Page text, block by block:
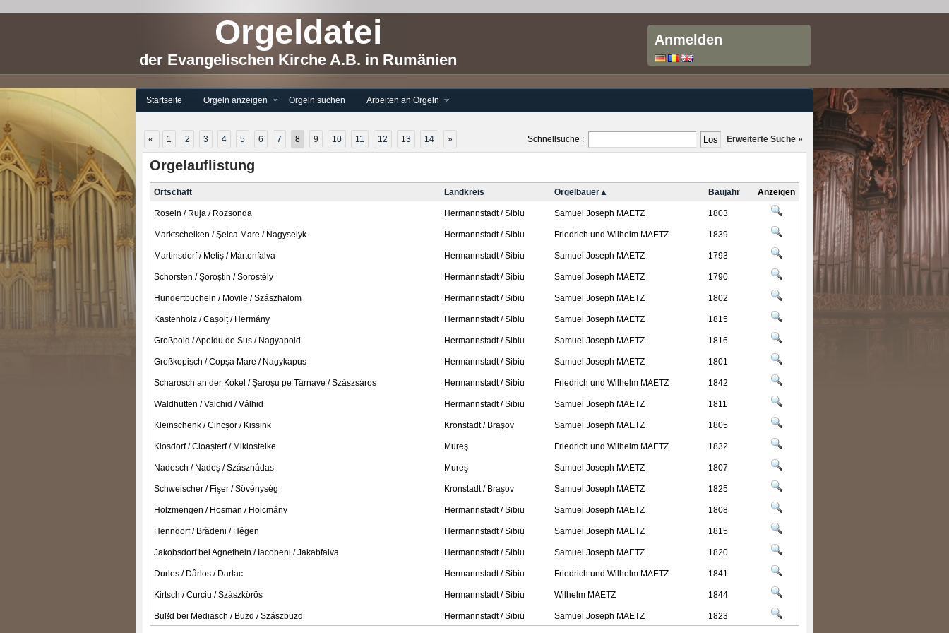
Anmelden
Orgeldatei
der Evangelischen Kirche A.B. in Rumänien
Startseite Orgeln anzeigen Orgeln suchen Arbeiten an Orgeln
Erweiterte Suche »
Schnellsuche :
« 1 2 3 4 5 6 7 8 9 10 11 12 13 14 »
Orgelauflistung
Ortschaft Landkreis Orgelbauer▲ Baujahr Anzeigen
Roseln / Ruja / Rozsonda Hermannstadt / Sibiu Samuel Joseph MAETZ 1803
Marktschelken / Şeica Mare / Nagyselyk Hermannstadt / Sibiu Friedrich und Wilhelm MAETZ 1839
Martinsdorf / Metiș / Mártonfalva Hermannstadt / Sibiu Samuel Joseph MAETZ 1793
Schorsten / Șoroștin / Sorostély Hermannstadt / Sibiu Samuel Joseph MAETZ 1790
Hundertbücheln / Movile / Szászhalom Hermannstadt / Sibiu Samuel Joseph MAETZ 1802
Kastenholz / Cașolț / Hermány Hermannstadt / Sibiu Samuel Joseph MAETZ 1815
Großpold / Apoldu de Sus / Nagyapold Hermannstadt / Sibiu Samuel Joseph MAETZ 1816
Großkopisch / Copșa Mare / Nagykapus Hermannstadt / Sibiu Samuel Joseph MAETZ 1801
Scharosch an der Kokel / Șaroșu pe Târnave / Szászsáros Hermannstadt / Sibiu Friedrich und Wilhelm MAETZ 1842
Waldhütten / Valchid / Válhid Hermannstadt / Sibiu Samuel Joseph MAETZ 1811
Kleinschenk / Cincșor / Kissink Kronstadt / Braşov Samuel Joseph MAETZ 1805
Klosdorf / Cloașterf / Miklostelke Mureş Friedrich und Wilhelm MAETZ 1832
Nadesch / Nadeș / Szásznádas Mureş Samuel Joseph MAETZ 1807
Schweischer / Fişer / Sövénység Kronstadt / Braşov Samuel Joseph MAETZ 1825
Holzmengen / Hosman / Holcmány Hermannstadt / Sibiu Samuel Joseph MAETZ 1808
Henndorf / Brădeni / Hégen Hermannstadt / Sibiu Samuel Joseph MAETZ 1815
Jakobsdorf bei Agnetheln / Iacobeni / Jakabfalva Hermannstadt / Sibiu Samuel Joseph MAETZ 1820
Durles / Dârlos / Darlac Hermannstadt / Sibiu Friedrich und Wilhelm MAETZ 1841
Kirtsch / Curciu / Szászkörös Hermannstadt / Sibiu Wilhelm MAETZ 1844
Bußd bei Mediasch / Buzd / Szászbuzd Hermannstadt / Sibiu Samuel Joseph MAETZ 1823